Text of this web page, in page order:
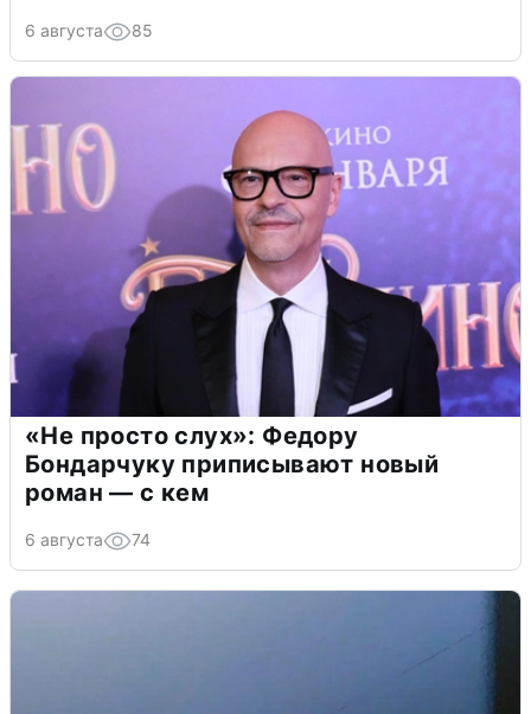
6 августа 85
«Не просто слух»: Федору
Бондарчуку приписывают новый
роман — с кем
6 августа 74